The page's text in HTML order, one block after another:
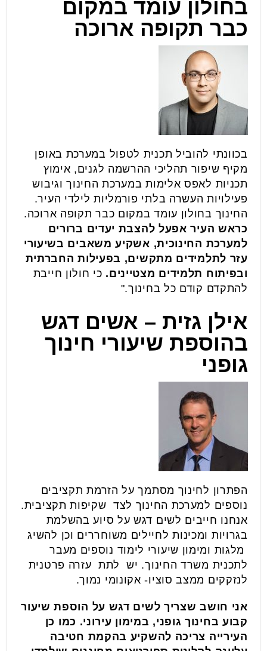
בחולון עומד במקום
כבר תקופה ארוכה
בכוונתי להוביל תכנית לטפול במערכת באופן
מקיף שיפור תהליכי ההרשמה לגנים, אימוץ
תכניות לאפס אלימות במערכת החינוך וגיבוש
פעילויות העשרה בלתי פורמליות לילדי העיר.
החינוך בחולון עומד במקום כבר תקופה ארוכה.
כראש העיר אפעל להצבת יעדים ברורים
למערכת החינוכית, אשקיע משאבים בשיעורי
עזר לתלמידים מתקשים, בפעילות החברתית
ובפיתוח תלמידים מצטיינים. כי חולון חייבת
להתקדם קודם כל בחינוך."
אילן גזית – אשים דגש
בהוספת שיעורי חינוך
גופני
הפתרון לחינוך מסתמך על הזרמת תקציבים
נוספים למערכת החינוך לצד שקיפות תקציבית.
אנחנו חייבים לשים דגש על סיוע בהשלמת
בגרויות ומכינות לחיילים משוחררים וכן להשיג
מלגות ומימון שיעורי לימוד נוספים מעבר
לתכנית משרד החינוך. יש לתת עזרה פרטנית
לנזקקים ממצב סוציו- אקונומי נמוך.
אני חושב שצריך לשים דגש על הוספת שיעור
קבוע בחינוך גופני, במימון עירוני. כמו כן
העירייה צריכה להשקיע בהקמת חטיבה